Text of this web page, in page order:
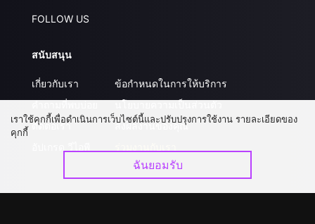
FOLLOW US
สนับสนุน
เกี่ยวกับเรา
ติดต่อเรา
ข้อกำหนดในการให้บริการ
ส่งผลงานของคุณ
เราใช้คุกกี้เพื่อดำเนินการเว็บไซต์นี้และปรับปรุงการใช้งาน รายละเอียดของ
คุกกี้
ฉันยอมรับ